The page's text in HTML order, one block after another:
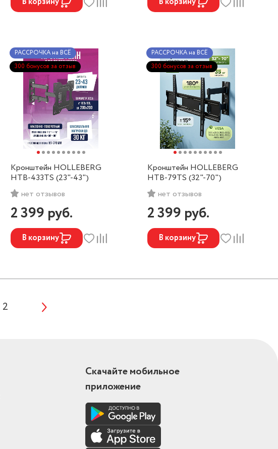
Кронштейн HOLLEBERG
HTB-433TS (23"-43")
нет отзывов
2 399 руб.
В корзину
РАССРОЧКА на ВСЁ
300 бонусов за отзыв
Кронштейн HOLLEBERG
HTB-79TS (32"-70")
нет отзывов
2 399 руб.
В корзину
РАССРОЧКА на ВСЁ
300 бонусов за отзыв
2
Скачайте мобильное
приложение